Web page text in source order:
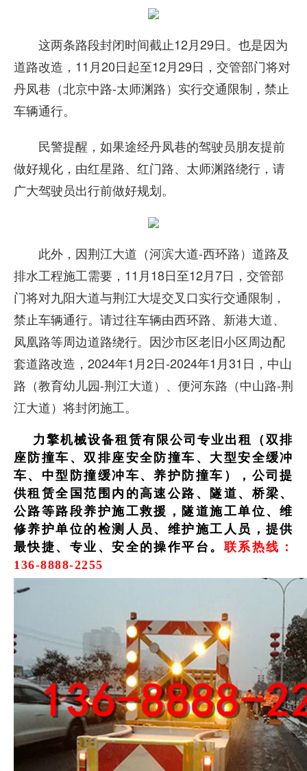
这两条路段封闭时间截止12月29日。也是因为
道路改造，11月20日起至12月29日，交管部门将对
丹凤巷（北京中路-太师渊路）实行交通限制，禁止
车辆通行。
民警提醒，如果途经丹凤巷的驾驶员朋友提前
做好规化，由红星路、红门路、太师渊路绕行，请
广大驾驶员出行前做好规划。
此外，因荆江大道（河滨大道-西环路）道路及
排水工程施工需要，11月18日至12月7日，交管部
门将对九阳大道与荆江大堤交叉口实行交通限制，
禁止车辆通行。请过往车辆由西环路、新港大道、
凤凰路等周边道路绕行。因沙市区老旧小区周边配
套道路改造，2024年1月2日-2024年1月31日，中山
路（教育幼儿园-荆江大道）、便河东路（中山路-荆
江大道）将封闭施工。
力擎机械设备租赁有限公司专业出租（双排
座防撞车、双排座安全防撞车、大型安全缓冲
车、中型防撞缓冲车、养护防撞车），公司提
供租赁全国范围内的高速公路、隧道、桥梁、
公路等路段养护施工救援，隧道施工单位、维
修养护单位的检测人员、维护施工人员，提供
最快捷、专业、安全的操作平台 。 联系热线：
136-8888-2255